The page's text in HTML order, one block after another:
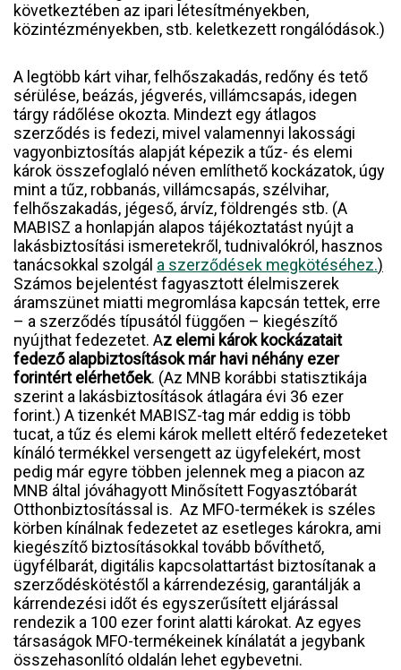
következtében az ipari létesítményekben,
közintézményekben, stb. keletkezett rongálódások.)
A legtöbb kárt vihar, felhőszakadás, redőny és tető
sérülése, beázás, jégverés, villámcsapás, idegen
tárgy rádőlése okozta. Mindezt egy átlagos
szerződés is fedezi, mivel valamennyi lakossági
vagyonbiztosítás alapját képezik a tűz- és elemi
károk összefoglaló néven említhető kockázatok, úgy
mint a tűz, robbanás, villámcsapás, szélvihar,
felhőszakadás, jégeső, árvíz, földrengés stb. (A
MABISZ a honlapján alapos tájékoztatást nyújt a
lakásbiztosítási ismeretekről, tudnivalókról, hasznos
tanácsokkal szolgál a szerződések megkötéséhez.)
Számos bejelentést fagyasztott élelmiszerek
áramszünet miatti megromlása kapcsán tettek, erre
– a szerződés típusától függően – kiegészítő
nyújthat fedezetet. Az elemi károk kockázatait
fedező alapbiztosítások már havi néhány ezer
forintért elérhetőek. (Az MNB korábbi statisztikája
szerint a lakásbiztosítások átlagára évi 36 ezer
forint.) A tizenkét MABISZ-tag már eddig is több
tucat, a tűz és elemi károk mellett eltérő fedezeteket
kínáló termékkel versengett az ügyfelekért, most
pedig már egyre többen jelennek meg a piacon az
MNB által jóváhagyott Minősített Fogyasztóbarát
Otthonbiztosítással is. Az MFO-termékek is széles
körben kínálnak fedezetet az esetleges károkra, ami
kiegészítő biztosításokkal tovább bővíthető,
ügyfélbarát, digitális kapcsolattartást biztosítanak a
szerződéskötéstől a kárrendezésig, garantálják a
kárrendezési időt és egyszerűsített eljárással
rendezik a 100 ezer forint alatti károkat. Az egyes
társaságok MFO-termékeinek kínálatát a jegybank
összehasonlító oldalán lehet egybevetni.